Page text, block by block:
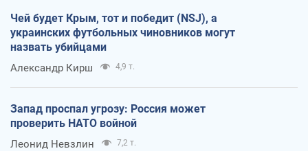
Чей будет Крым, тот и победит (NSJ), а
украинских футбольных чиновников могут
назвать убийцами
Александр Кирш 4,9 т.
Запад проспал угрозу: Россия может
проверить НАТО войной
Леонид Невзлин 7,2 т.